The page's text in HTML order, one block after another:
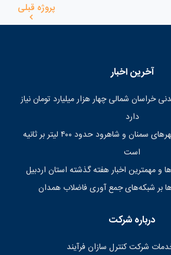
پروژه قبلی
آخرین اخبار
خراسان شمالی چهار هزار میلیارد تومان نیاز
دارد
کمبود آب آشامیدنی شهرهای سمنان و شاهرود حدود ۴۰۰ لیتر بر ثانیه
است
مهمترین اخبار هفته گذشته استان اردبیل
بر شبکه‌های جمع آوری فاضلاب همدان
درباره شرکت
شرکت کنترل سازان فرآیند